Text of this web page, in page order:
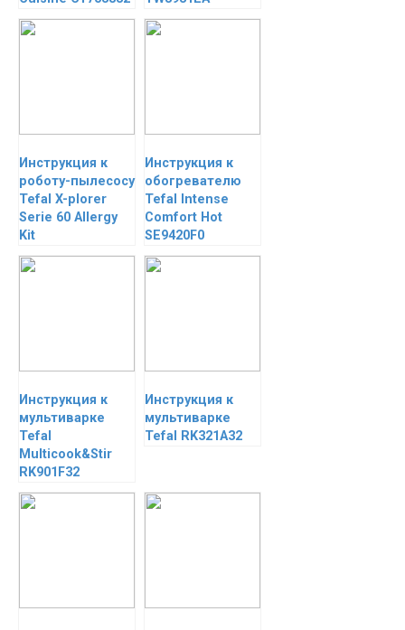
Инструкция к
роботу-пылесосу
Tefal X-plorer
Serie 60 Allergy
Kit
Инструкция к
обогревателю
Tefal Intense
Comfort Hot
SE9420F0
Инструкция к
мультиварке
Tefal
Multicook&Stir
RK901F32
Инструкция к
мультиварке
Tefal RK321A32